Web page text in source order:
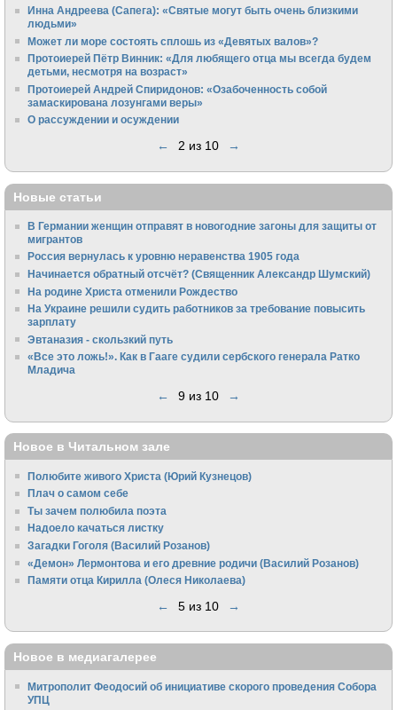
Инна Андреева (Сапега): «Святые могут быть очень близкими
людьми»
Может ли море состоять сплошь из «Девятых валов»?
Протоиерей Пётр Винник: «Для любящего отца мы всегда будем
детьми, несмотря на возраст»
Протоиерей Андрей Спиридонов: «Озабоченность собой
замаскирована лозунгами веры»
О рассуждении и осуждении
← 2 из 10 →
Новые статьи
В Германии женщин отправят в новогодние загоны для защиты от
мигрантов
Россия вернулась к уровню неравенства 1905 года
Начинается обратный отсчёт? (Священник Александр Шумский)
На родине Христа отменили Рождество
На Украине решили судить работников за требование повысить
зарплату
Эвтаназия - скользкий путь
«Все это ложь!». Как в Гааге судили сербского генерала Ратко
Младича
← 9 из 10 →
Новое в Читальном зале
Полюбите живого Христа (Юрий Кузнецов)
Плач о самом себе
Ты зачем полюбила поэта
Надоело качаться листку
Загадки Гоголя (Василий Розанов)
«Демон» Лермонтова и его древние родичи (Василий Розанов)
Памяти отца Кирилла (Олеся Николаева)
← 5 из 10 →
Новое в медиагалерее
Митрополит Феодосий об инициативе скорого проведения Собора
УПЦ